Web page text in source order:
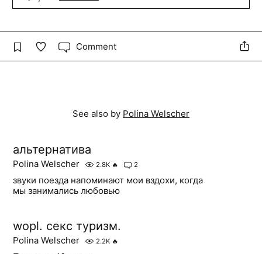
Comment
See also by Polina Welscher
альтернатива
Polina Welscher 2.8K 🔥 2
звуки поезда напоминают мои вздохи, когда
мы занимались любовью
wopl. секс туризм.
Polina Welscher 2.2K 🔥